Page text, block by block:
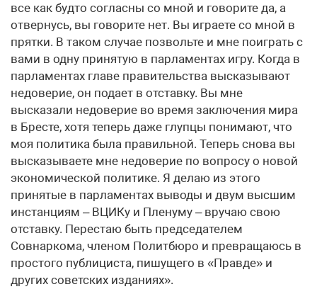
все как будто согласны со мной и говорите да, а
отвернусь, вы говорите нет. Вы играете со мной в
прятки. В таком случае позвольте и мне поиграть с
вами в одну принятую в парламентах игру. Когда в
парламентах главе правительства высказывают
недоверие, он подает в отставку. Вы мне
высказали недоверие во время заключения мира
в Бресте, хотя теперь даже глупцы понимают, что
моя политика была правильной. Теперь снова вы
высказываете мне недоверие по вопросу о новой
экономической политике. Я делаю из этого
принятые в парламентах выводы и двум высшим
инстанциям – ВЦИКу и Пленуму – вручаю свою
отставку. Перестаю быть председателем
Совнаркома, членом Политбюро и превращаюсь в
простого публициста, пишущего в «Правде» и
других советских изданиях».